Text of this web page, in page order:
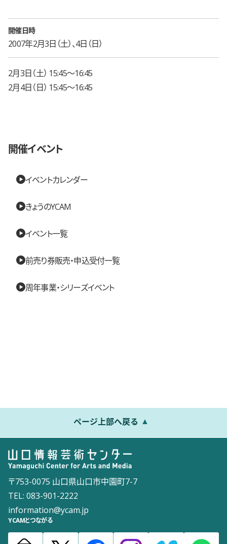
開催日時
2007年2月3日（土）、4日（日）
2月3日（土） 15:45〜16:45
2月4日（日） 15:45〜16:45
開催イベント
イベントカレンダー
きょうのYCAM
イベント一覧
前売り券販売・申込受付一覧
周年事業・シリーズイベント
ページ上部へ戻る
〒753-0075 山口県山口市中園町7-7
TEL: 083-901-2222
information@ycam.jp
YCAMとつながる